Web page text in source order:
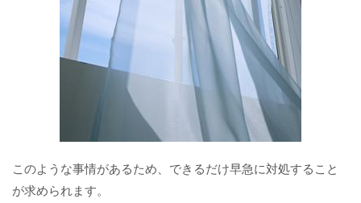
このような事情があるため、できるだけ早急に対処すること
が求められます。